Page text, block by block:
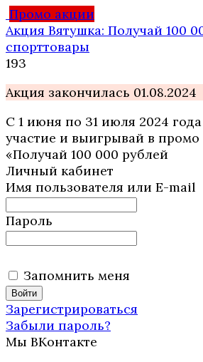
Промо акции
Акция Вятушка: Получай 100
спорттовары
193
Акция закончилась 01.08.2024
С 1 июня по 31 июля 2024
участие и выигрывай в
«Получай 100 000 рублей
Личный кабинет
Имя пользователя или E-mail
Пароль
Запомнить меня
Зарегистрироваться
Забыли пароль?
Мы ВКонтакте